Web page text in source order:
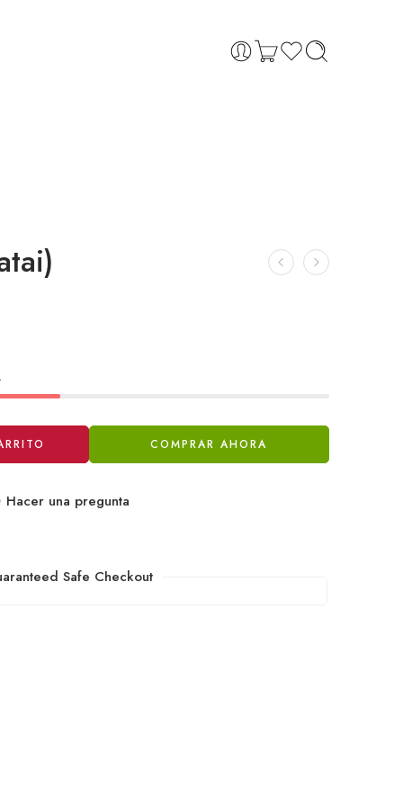
COMPRAR AHORA
Hacer una pregunta
Safe Checkout